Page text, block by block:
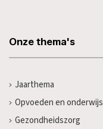
Onze thema's
Jaarthema
Opvoeden en onderwijs
Gezondheidszorg